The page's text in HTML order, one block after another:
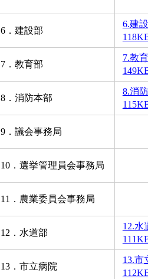
6．建設部
6.建
7．教育部
7.教
8．消防本部
8.消
9．議会事務局
10．選挙管理員会事務局
11．農業委員会事務局
12．水道部
12.
13．市立病院
13.